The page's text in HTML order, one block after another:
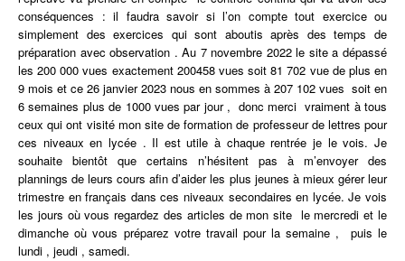
conséquences : il faudra savoir si l’on compte tout exercice ou
simplement des exercices qui sont aboutis après des temps de
préparation avec observation . Au 7 novembre 2022 le site a dépassé
les 200 000 vues exactement 200458 vues soit 81 702 vue de plus en
9 mois et ce 26 janvier 2023 nous en sommes à 207 102 vues soit en
6 semaines plus de 1000 vues par jour , donc merci vraiment à tous
ceux qui ont visité mon site de formation de professeur de lettres pour
ces niveaux en lycée . Il est utile à chaque rentrée je le vois. Je
souhaite bientôt que certains n’hésitent pas à m’envoyer des
plannings de leurs cours afin d’aider les plus jeunes à mieux gérer leur
trimestre en français dans ces niveaux secondaires en lycée. Je vois
les jours où vous regardez des articles de mon site le mercredi et le
dimanche où vous préparez votre travail pour la semaine , puis le
lundi , jeudi , samedi.